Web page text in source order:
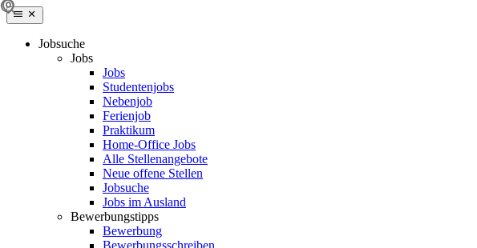
Jobsuche
Jobs
Jobs
Studentenjobs
Nebenjob
Ferienjob
Praktikum
Home-Office Jobs
Alle Stellenangebote
Neue offene Stellen
Jobsuche
Jobs im Ausland
Bewerbungstipps
Bewerbung
Bewerbungsschreiben